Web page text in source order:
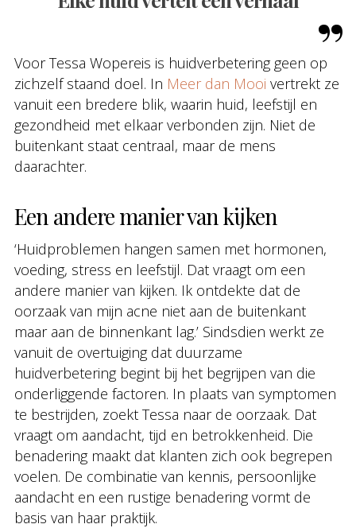
Voor Tessa Wopereis is huidverbetering geen op
zichzelf staand doel. In Meer dan Mooi vertrekt ze
vanuit een bredere blik, waarin huid, leefstijl en
gezondheid met elkaar verbonden zijn. Niet de
buitenkant staat centraal, maar de mens
daarachter.
Een andere manier van kijken
‘Huidproblemen hangen samen met hormonen,
voeding, stress en leefstijl. Dat vraagt om een
andere manier van kijken. Ik ontdekte dat de
oorzaak van mijn acne niet aan de buitenkant
maar aan de binnenkant lag.’ Sindsdien werkt ze
vanuit de overtuiging dat duurzame
huidverbetering begint bij het begrijpen van die
onderliggende factoren. In plaats van symptomen
te bestrijden, zoekt Tessa naar de oorzaak. Dat
vraagt om aandacht, tijd en betrokkenheid. Die
benadering maakt dat klanten zich ook begrepen
voelen. De combinatie van kennis, persoonlijke
aandacht en een rustige benadering vormt de
basis van haar praktijk.